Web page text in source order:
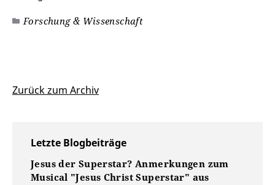
Forschung & Wissenschaft
Zurück zum Archiv
Letzte Blogbeiträge
Jesus der Superstar? Anmerkungen zum
Musical "Jesus Christ Superstar" aus